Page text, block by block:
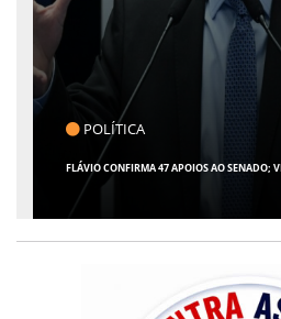
CLICK INDICA
GIRO POR SERGIPE, BRASIL E MUNDO - 07